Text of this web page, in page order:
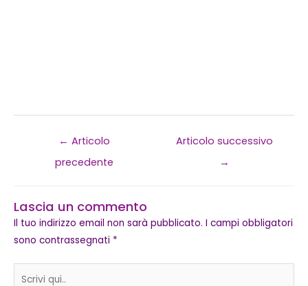
← Articolo
precedente
Articolo successivo
→
Lascia un commento
Il tuo indirizzo email non sarà pubblicato. I campi obbligatori
sono contrassegnati *